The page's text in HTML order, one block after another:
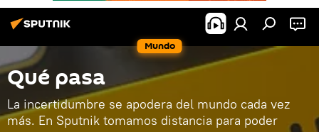
Mundo
Qué pasa
La incertidumbre se apodera del mundo cada vez
más. En Sputnik tomamos distancia para poder